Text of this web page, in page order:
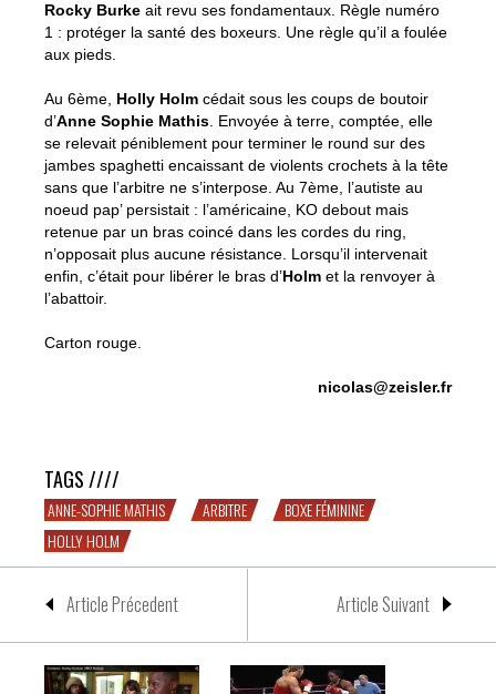
Rocky Burke ait revu ses fondamentaux. Règle numéro
1 : protéger la santé des boxeurs. Une règle qu’il a foulée
aux pieds.
Au 6ème, Holly Holm cédait sous les coups de boutoir
d’Anne Sophie Mathis . Envoyée à terre, comptée, elle
se relevait péniblement pour terminer le round sur des
jambes spaghetti encaissant de violents crochets à la tête
sans que l’arbitre ne s’interpose. Au 7ème, l’autiste au
noeud pap’ persistait : l’américaine, KO debout mais
retenue par un bras coincé dans les cordes du ring,
n’opposait plus aucune résistance. Lorsqu’il intervenait
enfin, c’était pour libérer le bras d’Holm et la renvoyer à
l’abattoir.
Carton rouge.
nicolas@zeisler.fr
TAGS ////
ANNE-SOPHIE MATHIS ARBITRE
BOXE FÉMININE
HOLLY HOLM
Article Précedent Article Suivant